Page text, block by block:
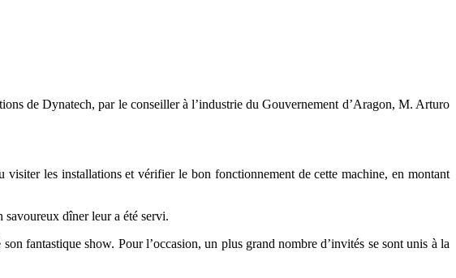
de Dynatech, par le conseiller à l’industrie du Gouvernement d’Aragon, M. Arturo
visiter les installations et vérifier le bon fonctionnement de cette machine, en montant
dîner leur a été servi.
son fantastique show. Pour l’occasion, un plus grand nombre d’invités se sont unis à la